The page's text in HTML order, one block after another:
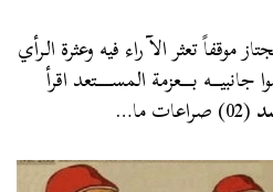
تعثر الآ راء فيه وعثرة الـرأي
بـــــعزمة المســـــــتعد اقرأ
(02) صراعات ما…